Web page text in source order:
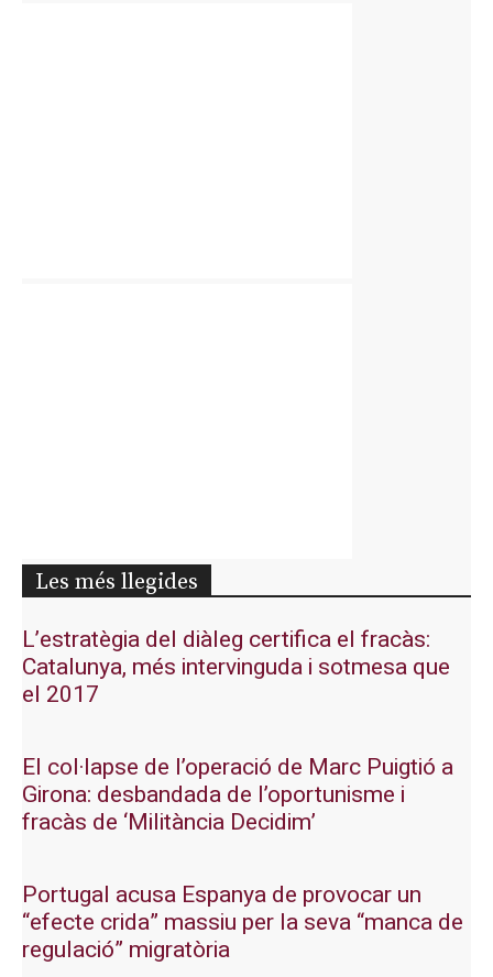
Les més llegides
L’estratègia del diàleg certifica el fracàs:
Catalunya, més intervinguda i sotmesa que
el 2017
El col·lapse de l’operació de Marc Puigtió a
Girona: desbandada de l’oportunisme i
fracàs de ‘Militància Decidim’
Portugal acusa Espanya de provocar un
“efecte crida” massiu per la seva “manca de
regulació” migratòria